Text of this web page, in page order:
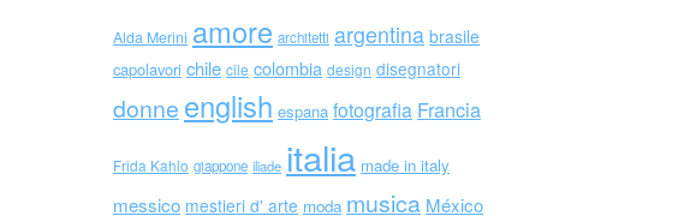
Alda Merini amore architetti argentina brasile
capolavori chile cile colombia design disegnatori
donne english espana fotografia Francia
Frida Kahlo giappone iliade italia made in italy
messico mestieri d' arte moda musica México